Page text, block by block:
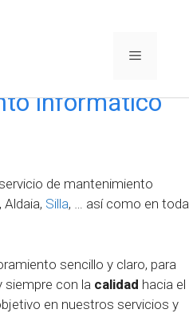
Menú
informático
de mantenimiento
Silla, … así como en toda
sencillo y claro, para
siempre con la calidad hacia el
en nuestros servicios y